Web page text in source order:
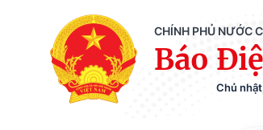
CHÍNH PHỦ NƯỚC
Báo
Chủ
mới
Chiến dịch 500 ngày đêm tìm kiếm, quy tập và xác định danh tính hài cốt liệt sĩ